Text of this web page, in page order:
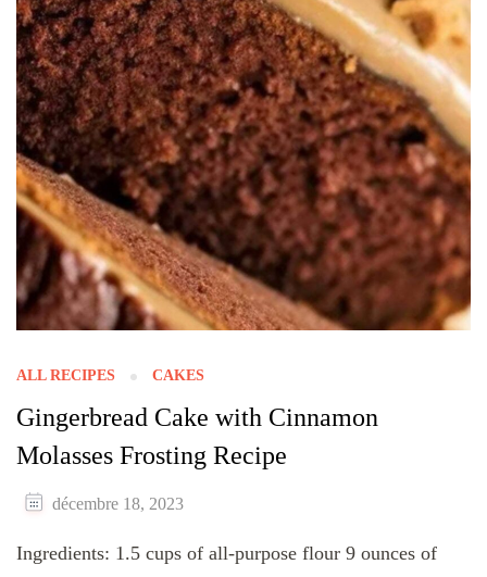
ALL RECIPES CAKES
Gingerbread Cake with Cinnamon
Molasses Frosting Recipe
décembre 18, 2023
Ingredients: 1.5 cups of all-purpose flour 9 ounces of